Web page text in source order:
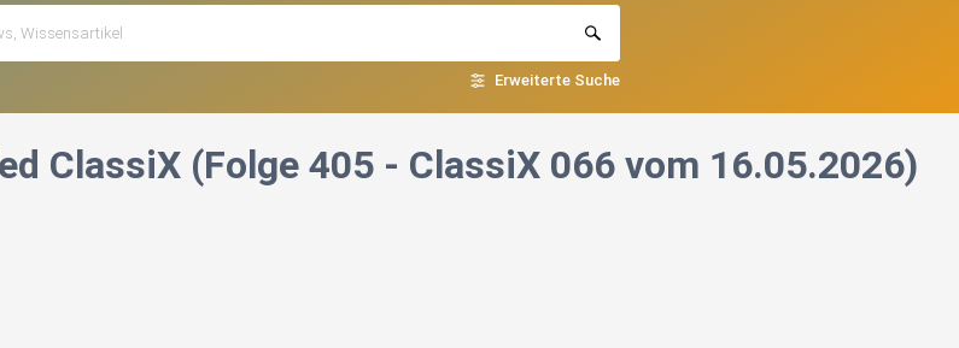
Erweiterte Suche
ClassiX (Folge 405 - ClassiX 066 vom 16.05.2026)